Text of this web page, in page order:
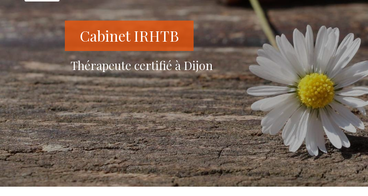
Cabinet IRHTB
Thérapeute certifié à Dijon